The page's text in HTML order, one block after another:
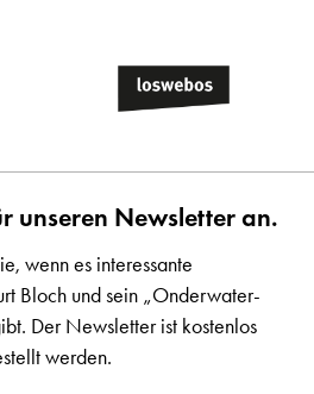
unseren Newsletter an.
wenn es interessante
Bloch und sein „Onderwater-
Der Newsletter ist kostenlos
werden.